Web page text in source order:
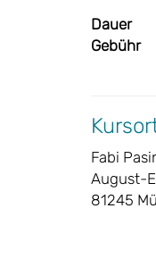
Dauer
Gebühr
Fabi
August-
81245